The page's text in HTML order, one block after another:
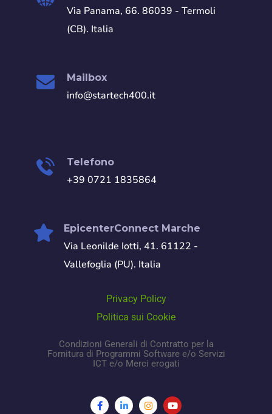
Via Panama, 66. 86039 - Termoli
(CB). Italia
Mailbox
info@startech400.it
Telefono
+39 0721 1835864
EpicenterConnect Marche
Via Leonilde Iotti, 41. 61122 -
Vallefoglia (PU). Italia
Privacy Policy
Politica sui Cookie
Condizioni Generali di Contratto per la
Fornitura di Programmi Software e/o Servizi
ICT e/o Merci erogati